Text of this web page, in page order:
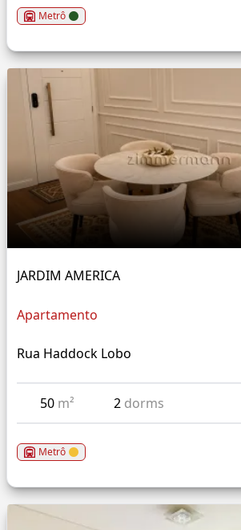
Metrô
JARDIM AMERICA
Apartamento
Rua Haddock Lobo
50 m² 2 dorms
Metrô